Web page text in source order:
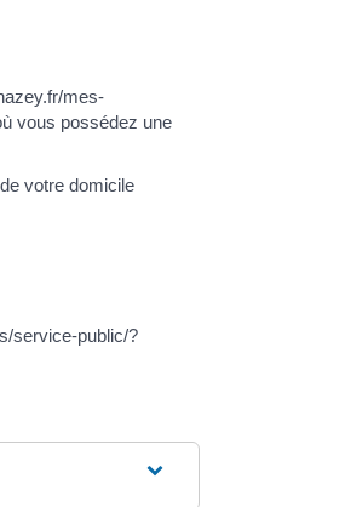
mes-
vous possédez une
votre domicile
service-public/?